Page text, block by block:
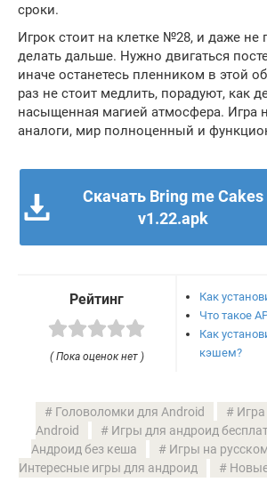
сроки.
Игрок стоит на клетке №28, и даже не
делать дальше. Нужно двигаться
иначе останетесь пленником в этой
раз не стоит медлить, порадуют, как
насыщенная магией атмосфера. Игра
аналоги, мир полноценный и
Скачать Bring me Cakes
v1.22.apk
Рейтинг
( Пока оценок нет )
Как
Что такое
Как
кэшем?
Головоломки для Android
Android
Игры для андроид
Андроид без кеша
Игры на
Интересные игры для андроид